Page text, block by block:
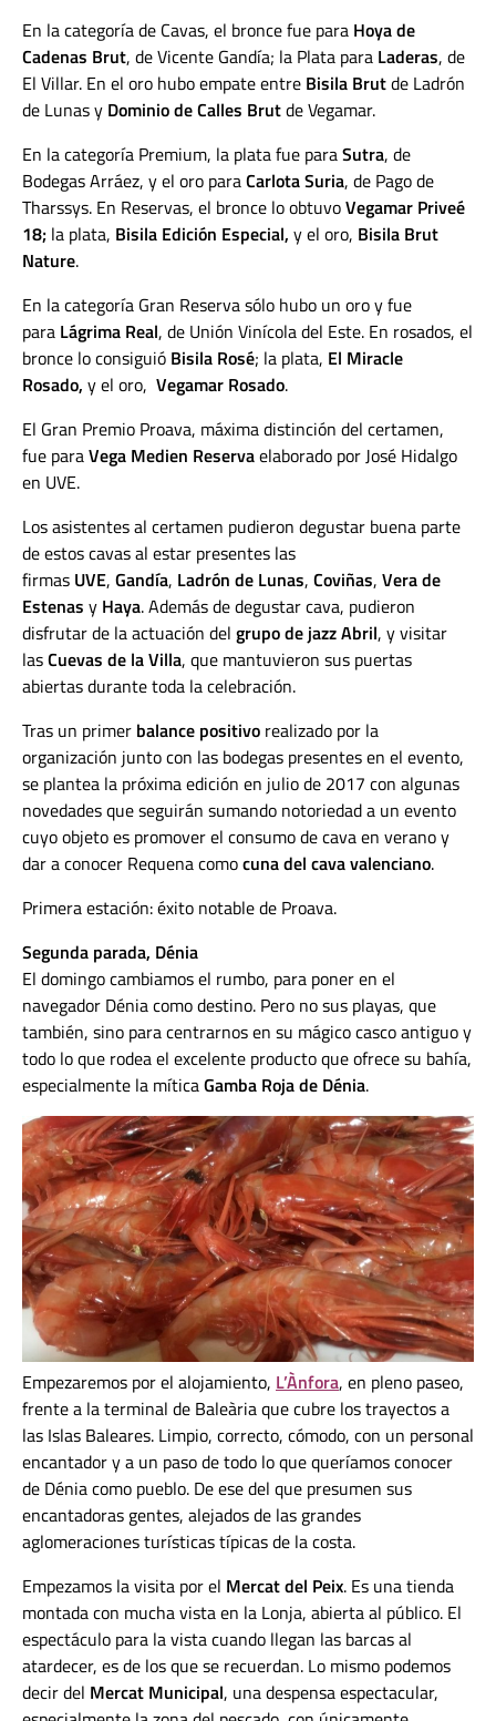
En la categoría de Cavas, el bronce fue para Hoya de
Cadenas Brut, de Vicente Gandía; la Plata para Laderas, de
El Villar. En el oro hubo empate entre Bisila Brutde Ladrón
de Lunas y Dominio de Calles Brutde Vegamar.
En la categoría Premium, la plata fue paraSutra, de
Bodegas Arráez, y el oro paraCarlota Suria, de Pago de
Tharssys. En Reservas, el bronce lo obtuvoVegamar Priveé
18; la plata, Bisila Edición Especial, y el oro, Bisila Brut
Nature.
En la categoría Gran Reserva sólo hubo un oro y fue
para Lágrima Real, de Unión Vinícola del Este. En rosados, el
bronce lo consiguió Bisila Rosé; la plata, El Miracle
Rosado, y el oro, Vegamar Rosado.
El Gran Premio Proava, máxima distinción del certamen,
fue paraVega Medien Reservaelaborado por José Hidalgo
en UVE.
Los asistentes al certamen pudieron degustar buena parte
de estos cavas al estar presentes las
firmas UVE, Gandía, Ladrón de Lunas, Coviñas, Vera de
Estenas y Haya. Además de degustar cava, pudieron
disfrutar de la actuación del grupo de jazz Abril, y visitar
lasCuevas de la Villa, que mantuvieron sus puertas
abiertas durante toda la celebración.
Tras un primer balance positivo realizado por la
organización junto con las bodegas presentes en el evento,
se plantea la próxima edición en julio de 2017 con algunas
novedades que seguirán sumando notoriedad a un evento
cuyo objeto es promover el consumo de cava en verano y
dar a conocer Requena comocuna del cava valenciano.
Primera estación: éxito notable de Proava.
Segunda parada, Dénia
El domingo cambiamos el rumbo, para poner en el
navegador Dénia como destino. Pero no sus playas, que
también, sino para centrarnos en su mágico casco antiguo y
todo lo que rodea el excelente producto que ofrece su bahía,
especialmente la míticaGamba Roja de Dénia.
Empezaremos por el alojamiento, L’Ànfora, en pleno paseo,
frente a la terminal de Baleària que cubre los trayectos a
las Islas Baleares. Limpio, correcto, cómodo, con un personal
encantador y a un paso de todo lo que queríamos conocer
de Dénia como pueblo. De ese del que presumen sus
encantadoras gentes, alejados de las grandes
aglomeraciones turísticas típicas de la costa.
Empezamos la visita por el Mercat del Peix. Es una tienda
montada con mucha vista en la Lonja, abierta al público. El
espectáculo para la vista cuando llegan las barcas al
atardecer, es de los que se recuerdan. Lo mismo podemos
decir del Mercat Municipal, una despensa espectacular,